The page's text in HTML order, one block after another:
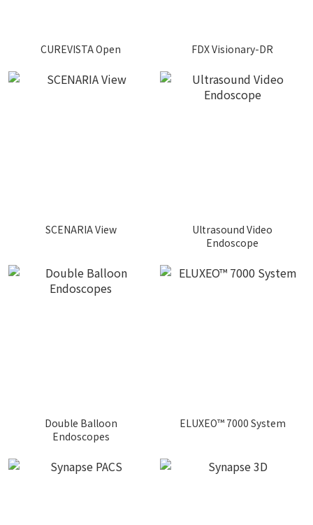
CUREVISTA Open FDX Visionary-DR
SCENARIA View
Ultrasound Video
Endoscope
Double Balloon
Endoscopes
ELUXEO™ 7000 System